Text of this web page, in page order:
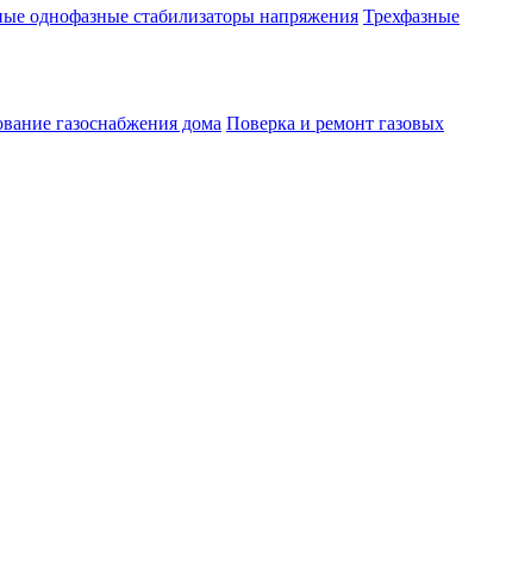
однофазные стабилизаторы напряжения Трехфазные
газоснабжения дома Поверка и ремонт газовых